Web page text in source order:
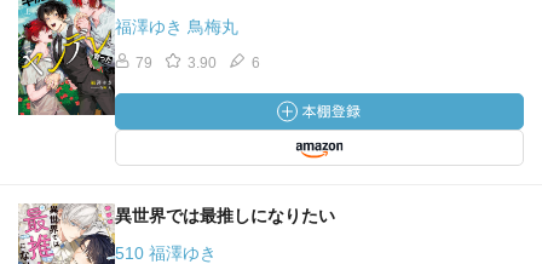
福澤ゆき 鳥梅丸
79 3.90 6
異世界では最推しになりたい
510 福澤ゆき